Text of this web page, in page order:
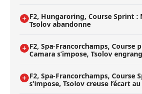
F2, Hungaroring, Course Sprint :
Tsolov abandonne
F2, Spa-Francorchamps, Course
Camara s’impose, Tsolov
F2, Spa-Francorchamps, Course
s’impose, Tsolov creuse l’écart